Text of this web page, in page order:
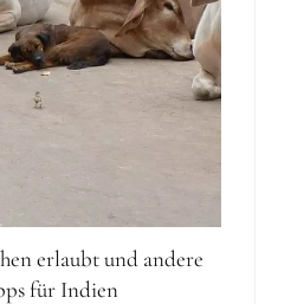
erlaubt und andere
für Indien